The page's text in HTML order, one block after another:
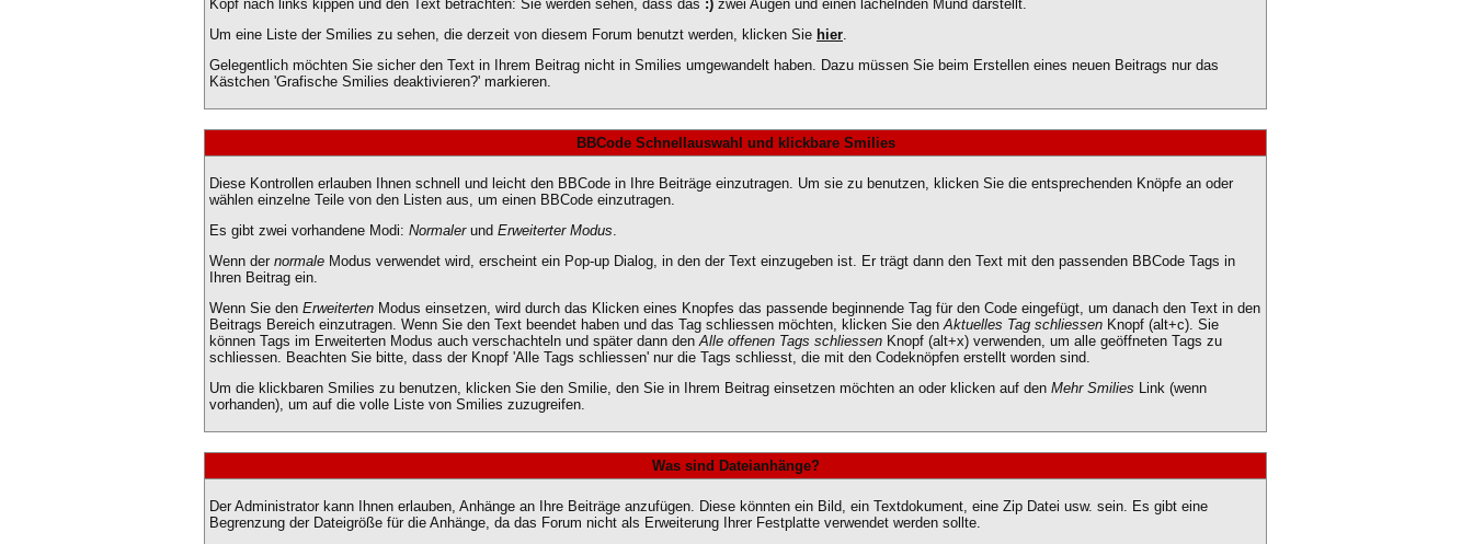
Kopf nach links kippen und den Text betrachten: Sie werden sehen, dass das :) zwei Augen und einen lächelnden Mund darstellt.
Um eine Liste der Smilies zu sehen, die derzeit von diesem Forum benutzt werden, klicken Sie hier.
Gelegentlich möchten Sie sicher den Text in Ihrem Beitrag nicht in Smilies umgewandelt haben. Dazu müssen Sie beim Erstellen eines neuen Beitrags nur das
Kästchen 'Grafische Smilies deaktivieren?' markieren.
BBCode Schnellauswahl und klickbare Smilies
Diese Kontrollen erlauben Ihnen schnell und leicht den BBCode in Ihre Beiträge einzutragen. Um sie zu benutzen, klicken Sie die entsprechenden Knöpfe an oder
wählen einzelne Teile von den Listen aus, um einen BBCode einzutragen.
Es gibt zwei vorhandene Modi: Normalerund Erweiterter Modus.
Wenn der normale Modus verwendet wird, erscheint ein Pop-up Dialog, in den der Text einzugeben ist. Er trägt dann den Text mit den passenden BBCode Tags in
Ihren Beitrag ein.
Wenn Sie den Erweiterten Modus einsetzen, wird durch das Klicken eines Knopfes das passende beginnende Tag für den Code eingefügt, um danach den Text in den
Beitrags Bereich einzutragen. Wenn Sie den Text beendet haben und das Tag schliessen möchten, klicken Sie denAktuelles Tag schliessen Knopf (alt+c). Sie
können Tags im Erweiterten Modus auch verschachteln und später dann denAlle offenen Tags schliessen Knopf (alt+x) verwenden, um alle geöffneten Tags zu
schliessen. Beachten Sie bitte, dass der Knopf 'Alle Tags schliessen' nur die Tags schliesst, die mit den Codeknöpfen erstellt worden sind.
Um die klickbaren Smilies zu benutzen, klicken Sie den Smilie, den Sie in Ihrem Beitrag einsetzen möchten an oder klicken auf den Mehr Smilies Link (wenn
vorhanden), um auf die volle Liste von Smilies zuzugreifen.
Was sind Dateianhänge?
Der Administrator kann Ihnen erlauben, Anhänge an Ihre Beiträge anzufügen. Diese könnten ein Bild, ein Textdokument, eine Zip Datei usw. sein. Es gibt eine
Begrenzung der Dateigröße für die Anhänge, da das Forum nicht als Erweiterung Ihrer Festplatte verwendet werden sollte.